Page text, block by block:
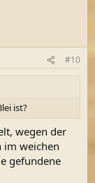
#10
ist?
wegen der
im weichen
gefundene